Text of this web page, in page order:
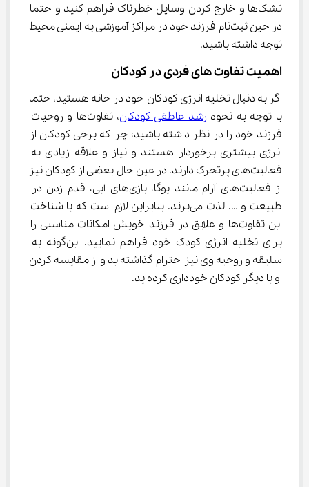
تشک‌ها و خارج کردن وسایل خطرناک فراهم کنید و حتما
در حین ثبت‌نام فرزند خود در مراکز آموزشی به ایمنی محیط
توجه داشته باشید.
اهمیت تفاوت های فردی در کودکان
اگر به دنبال تخلیه انرژی کودکان خود در خانه هستید، حتما
با توجه به نحوه رشد عاطفی کودکان
، تفاوت‌ها و روحیات
فرزند خود را در نظر داشته باشید؛ چرا که برخی کودکان از
انرژی بیشتری برخوردار هستند و نیاز و علاقه زیادی به
فعالیت‌های پرتحرک دارند. در عین حال بعضی از کودکان نیز
از فعالیت‌های آرام مانند یوگا، بازی‌های آبی، قدم زدن در
طبیعت و …. لذت می‌برند. بنابراین لازم است که با شناخت
این تفاوت‌ها و علایق در فرزند خویش امکانات مناسبی را
برای تخلیه انرژی کودک خود فراهم نمایید. این‌گونه به
سلیقه و روحیه وی نیز احترام گذاشته‌اید و از مقایسه کردن
او با دیگر کودکان خودداری کرده‌اید.